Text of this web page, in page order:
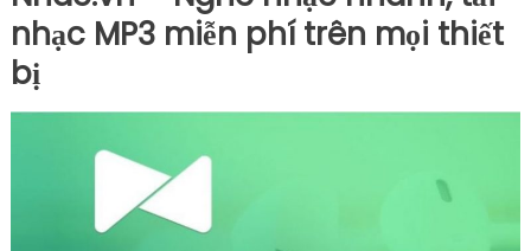
nhạc MP3 miễn phí trên mọi thiết
bị